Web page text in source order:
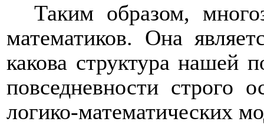
Таким образом,
математиков. Она
какова структура нашей
повседневности строго
логико-математических